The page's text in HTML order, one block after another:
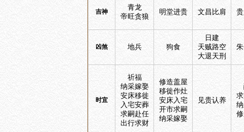
吉神
青龙
帝旺贪狼
明堂进贵 文昌比肩
凶煞 地兵 狗食
日建
天贼路空
大退天刑
时宜
祈福
纳采嫁娶
安床移徙
入宅安葬
求嗣赴任
出行求财
修造盖屋
移徙作灶
安床入宅
开市求嗣
纳采嫁娶
见贵认养